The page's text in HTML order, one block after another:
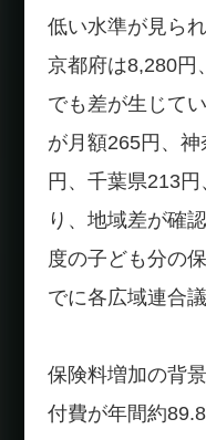
低い水準が見ら
京都府は8,280円
でも差が生じて
が月額265円、
円、千葉県213
り、地域差が確
度の子ども分の
でに各広域連合
保険料増加の背
付費が年間約